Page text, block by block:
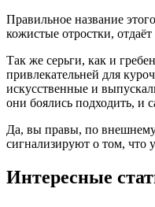
Правильное название
кожистые отростки,
Так же серьги, как и
привлекательней для
искусственные и
они боялись подходить, и
Да, вы правы, по внешнему
сигнализируют о том, что
Интересные